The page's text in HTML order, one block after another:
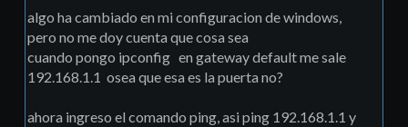
algo ha cambiado en mi configuracion de windows,
pero no me doy cuenta que cosa sea
cuando pongo ipconfig en gateway default me sale
192.168.1.1 osea que esa es la puerta no?
ahora ingreso el comando ping, asi ping 192.168.1.1 y